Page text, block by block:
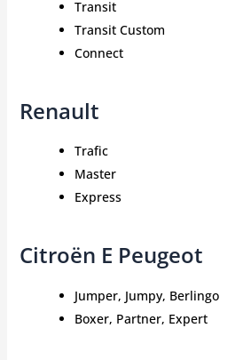
Transit
Transit Custom
Connect
Renault
Trafic
Master
Express
Citroën E Peugeot
Jumper, Jumpy, Berlingo
Boxer, Partner, Expert